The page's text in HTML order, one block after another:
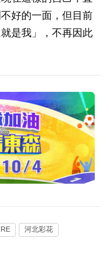
好的一面，但目前
是我」，不再因此
河北彩花